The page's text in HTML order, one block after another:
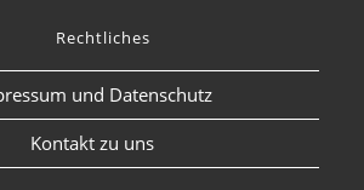
Rechtliches
und Datenschutz
Kontakt zu uns